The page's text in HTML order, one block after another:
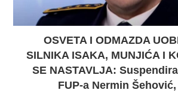
OSVETA I ODMAZDA
SILNIKA ISAKA, MUNJIĆA I
SE NASTAVLJA:
FUP-a Nermin